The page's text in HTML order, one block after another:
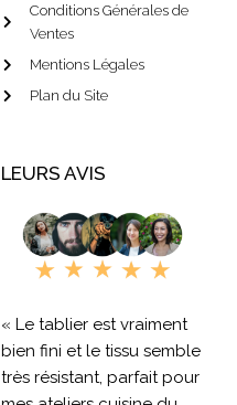
Conditions Générales de
Ventes
Mentions Légales
Plan du Site
LEURS AVIS
« Le tablier est vraiment
bien fini et le tissu semble
très résistant, parfait pour